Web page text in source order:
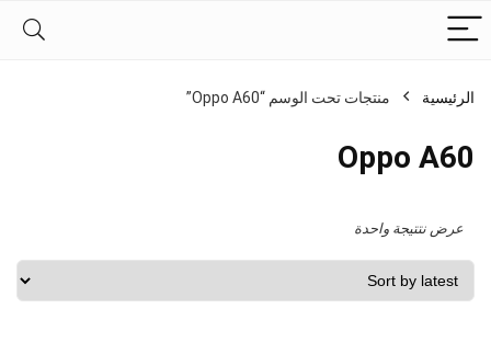
الرئيسية منتجات تحت الوسم “Oppo A60”
Oppo A60
عرض نتتيجة واحدة